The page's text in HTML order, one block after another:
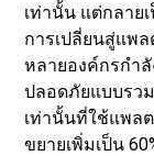
เท่านั้น แต่กลาย
การเปลี่ยนสู่แพ
หลายองค์กรกำ
ปลอดภัยแบบรว
เท่านั้นที่ใช้แพล
ขยายเพิ่มเป็น